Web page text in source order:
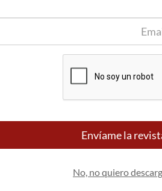
su
bandeja de entrada
Envíame la
No, no quiero